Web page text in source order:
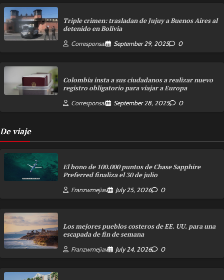
Triple crimen: trasladan de Jujuy a Buenos Aires al
detenido en Bolivia
Corresponsal September 29, 2025 0
Colombia insta a sus ciudadanos a realizar nuevo
registro obligatorio para viajar a Europa
Corresponsal September 28, 2025 0
De viaje
El bono de 100.000 puntos de Chase Sapphire
Preferred finaliza el 30 de julio
Franzwmejiav July 25, 2026 0
Los mejores pueblos costeros de EE. UU. para una
escapada de fin de semana
Franzwmejiav July 24, 2026 0